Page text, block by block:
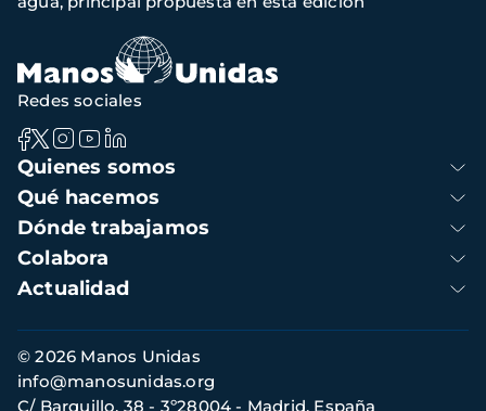
Navegación
principal
Quienes somos
Qué hacemos
Dónde trabajamos
Colabora
Actualidad
Redes sociales
Información
de
contacto
© 2026 Manos Unidas
C/ Barquillo, 38 - 3º28004 - Madrid, España
info@manosunidas.org